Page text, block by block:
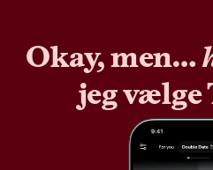
Okay, men…
jeg vælge